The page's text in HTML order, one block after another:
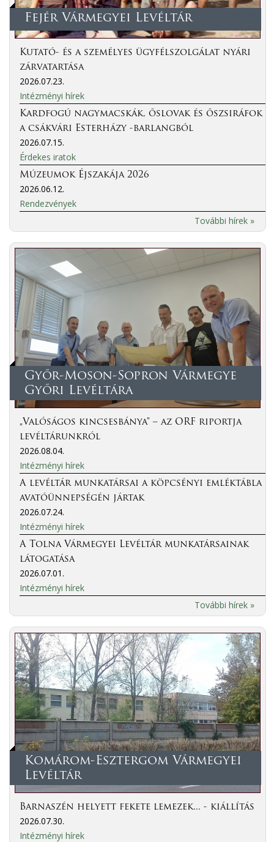
Fejér Vármegyei Levéltár
Kutató- és a személyes ügyfélszolgálat nyári
zárvatartása
2026.07.23.
Intézményi hírek
Kardfogú nagymacskák, őslovak és őszsiráfok
a csákvári Esterházy -barlangból
2026.07.15.
Érdekes iratok
Múzeumok Éjszakája 2026
2026.06.12.
Rendezvények
További hírek »
Győr-Moson-Sopron Vármegye
Győri Levéltára
„Valóságos kincsesbánya” – az ORF riportja
levéltárunkról
2026.08.04.
Intézményi hírek
A levéltár munkatársai a köpcsényi emléktábla
avatóünnepségén jártak
2026.07.24.
Intézményi hírek
A Tolna Vármegyei Levéltár munkatársainak
látogatása
2026.07.01.
Intézményi hírek
További hírek »
Komárom-Esztergom Vármegyei
Levéltár
Barnaszén helyett fekete lemezek... - kiállítás
2026.07.30.
Intézményi hírek